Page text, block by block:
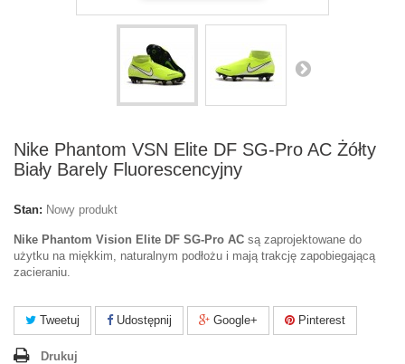
Nike Phantom VSN Elite DF SG-Pro AC Żółty
Biały Barely Fluorescencyjny
Stan: Nowy produkt
Nike Phantom Vision Elite DF SG-Pro AC są zaprojektowane do
użytku na miękkim, naturalnym podłożu i mają trakcję zapobiegającą
zacieraniu.
Tweetuj Udostępnij Google+ Pinterest
Drukuj